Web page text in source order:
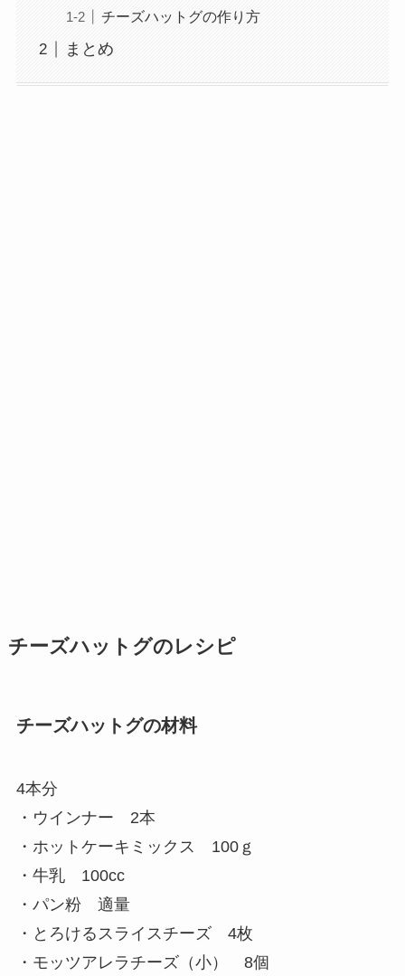
チーズハットグの作り方
まとめ
チーズハットグのレシピ
チーズハットグの材料
4本分
・ウインナー 2本
・ホットケーキミックス 100ｇ
・牛乳 100cc
・パン粉 適量
・とろけるスライスチーズ 4枚
・モッツアレラチーズ（小） 8個